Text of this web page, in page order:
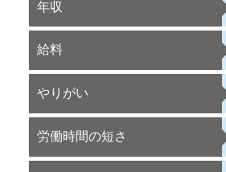
年収
給料
やりがい
労働時間の短さ